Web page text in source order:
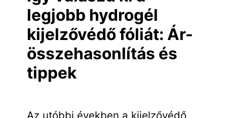
legjobb hydrogél
kijelzővédő fóliát: Ár-
összehasonlítás és
tippek
Az utóbbi években a kijelzővédő